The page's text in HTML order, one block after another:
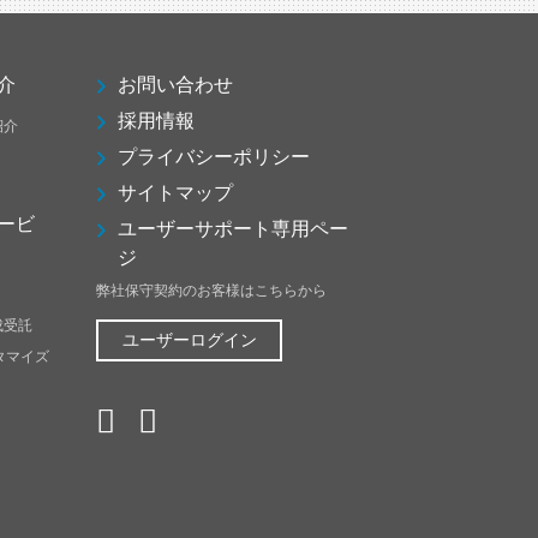
介
ビ
受託
マイズ
お問い合わせ
採用情報
プライバシーポリシー
サイトマップ
ユーザーサポート専用ペー
ジ
弊社保守契約のお客様はこちらから
ユーザーログイン